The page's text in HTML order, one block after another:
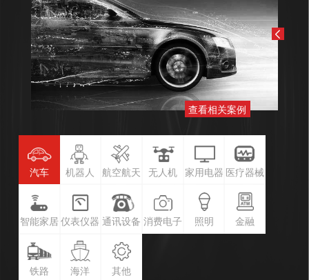
查看相关案例
汽车 机器人 航空航天 无人机 家用电器 医疗器械
智能家居 仪表仪器 通讯设备 消费电子 照明 金融
铁路 海洋 其他